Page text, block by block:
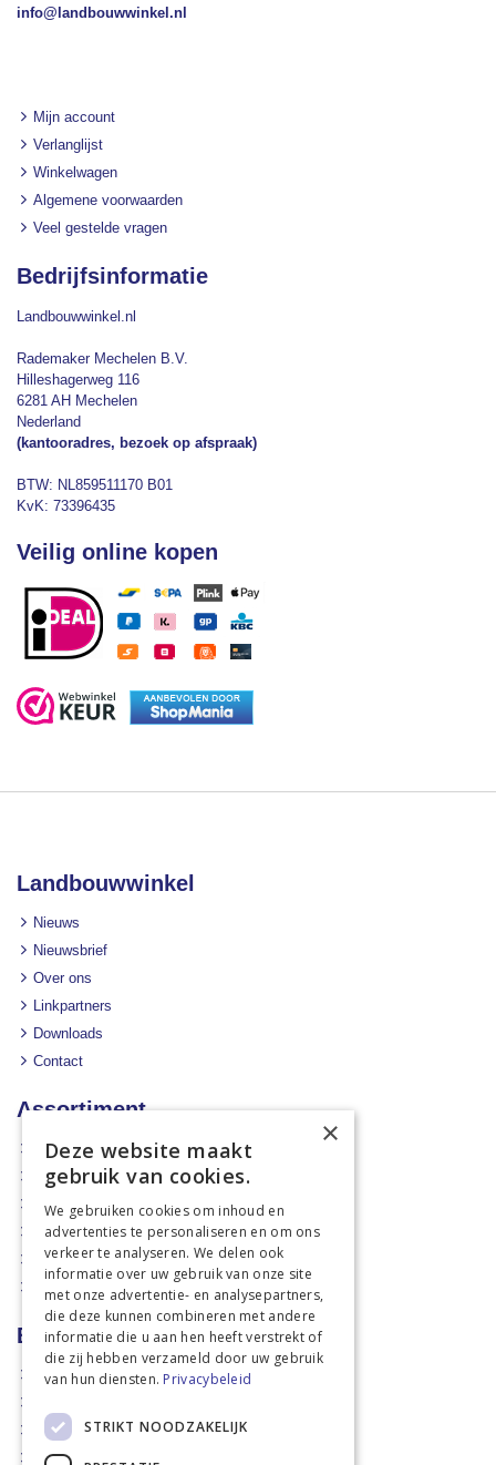
info@landbouwwinkel.nl
Mijn account
Verlanglijst
Winkelwagen
Algemene voorwaarden
Veel gestelde vragen
Bedrijfsinformatie
Landbouwwinkel.nl
Rademaker Mechelen B.V.
Hilleshagerweg 116
6281 AH Mechelen
Nederland
(kantooradres, bezoek op afspraak)
BTW: NL859511170 B01
KvK: 73396435
Veilig online kopen
Landbouwwinkel
Nieuws
Nieuwsbrief
Over ons
Linkpartners
Downloads
Contact
Assortiment
Aanbiedingen
Mechanisatie
Stal & Erf
Weidetechniek
Dierbenodigdheden
Actiefolders
Betalen en verzenden
Hoe bestellen?
Afhaalmogelijkheden
Verzendkosten
×
Deze website maakt
gebruik van cookies.
We gebruiken cookies om inhoud en
advertenties te personaliseren en om ons
verkeer te analyseren. We delen ook
informatie over uw gebruik van onze site
met onze advertentie- en analysepartners,
die deze kunnen combineren met andere
informatie die u aan hen heeft verstrekt of
die zij hebben verzameld door uw gebruik
van hun diensten. Privacybeleid
STRIKT NOODZAKELIJK